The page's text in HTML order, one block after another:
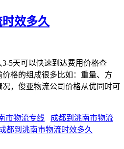
效多久
5天可以快速到达费用价格查
格的组成很多比如：重量、方
，俊亚物流公司价格从优同时可
市物流专线
成都到洮南市物流
都到洮南市物流时效多久